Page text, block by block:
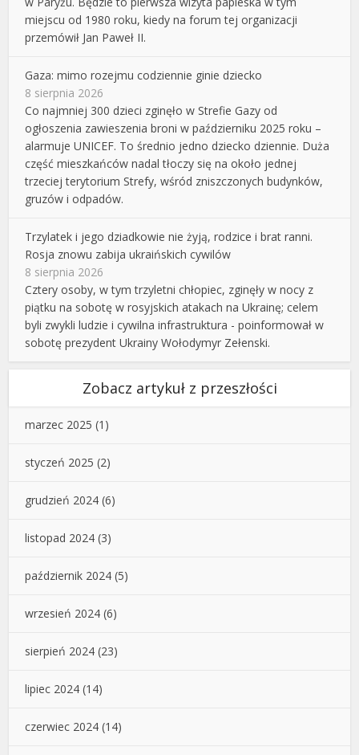
miejscu od 1980 roku, kiedy na forum tej organizacji
przemówił Jan Paweł II.
Gaza: mimo rozejmu codziennie ginie dziecko
8 sierpnia 2026
Co najmniej 300 dzieci zginęło w Strefie Gazy od
ogłoszenia zawieszenia broni w październiku 2025 roku –
alarmuje UNICEF. To średnio jedno dziecko dziennie. Duża
część mieszkańców nadal tłoczy się na około jednej
trzeciej terytorium Strefy, wśród zniszczonych budynków,
gruzów i odpadów.
Trzylatek i jego dziadkowie nie żyją, rodzice i brat ranni.
Rosja znowu zabija ukraińskich cywilów
8 sierpnia 2026
Cztery osoby, w tym trzyletni chłopiec, zginęły w nocy z
piątku na sobotę w rosyjskich atakach na Ukrainę; celem
byli zwykli ludzie i cywilna infrastruktura - poinformował w
sobotę prezydent Ukrainy Wołodymyr Zełenski.
Zobacz artykuł z przeszłości
marzec 2025 (1)
styczeń 2025 (2)
grudzień 2024 (6)
listopad 2024 (3)
październik 2024 (5)
wrzesień 2024 (6)
sierpień 2024 (23)
lipiec 2024 (14)
czerwiec 2024 (14)